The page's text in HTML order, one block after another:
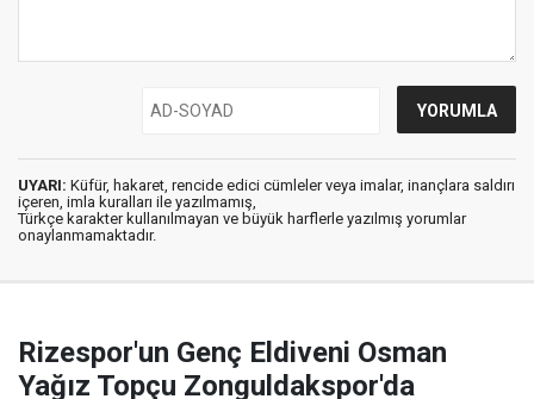
UYARI: Küfür, hakaret, rencide edici cümleler veya imalar, inançlara saldırı
içeren, imla kuralları ile yazılmamış,
Türkçe karakter kullanılmayan ve büyük harflerle yazılmış yorumlar
onaylanmamaktadır.
Rizespor'un Genç Eldiveni Osman
Yağız Topçu Zonguldakspor'da